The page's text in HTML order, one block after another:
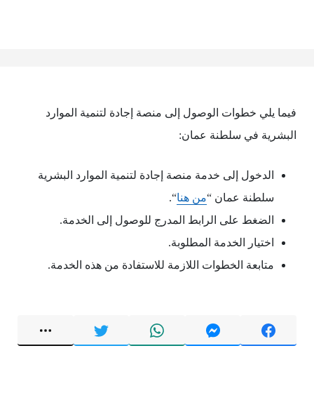
فيما يلي خطوات الوصول إلى منصة إجادة لتنمية الموارد
البشرية في سلطنة عمان:
الدخول إلى خدمة منصة إجادة لتنمية الموارد البشرية
سلطنة عمان “من هنا“.
الضغط على الرابط المدرج للوصول إلى الخدمة.
اختيار الخدمة المطلوبة.
متابعة الخطوات اللازمة للاستفادة من هذه الخدمة.